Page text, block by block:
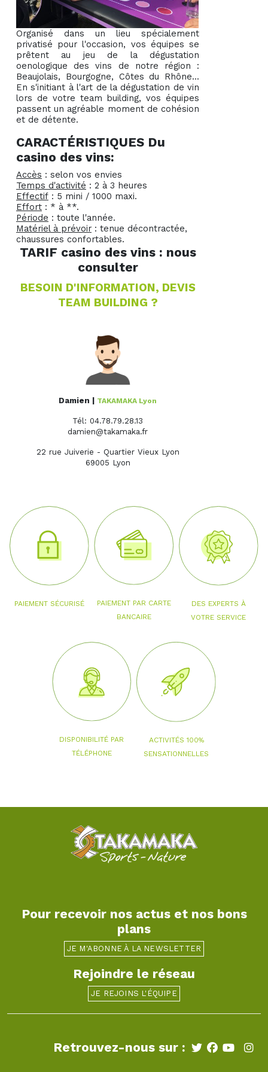
Organisé dans un lieu spécialement
privatisé pour l'occasion, vos équipes se
prêtent au jeu de la dégustation
oenologique des vins de notre région :
Beaujolais, Bourgogne, Côtes du Rhône...
En s'initiant à l'art de la dégustation de vin
lors de votre team building, vos équipes
passent un agréable moment de cohésion
et de détente.
CARACTÉRISTIQUES Du
casino des vins:
Accès : selon vos envies
Temps d'activité : 2 à 3 heures
Effectif : 5 mini / 1000 maxi.
Effort : * à **.
Période : toute l'année.
Matériel à prévoir : tenue décontractée,
chaussures confortables.
TARIF casino des vins : nous
consulter
BESOIN D'INFORMATION, DEVIS
TEAM BUILDING ?
Damien | TAKAMAKA Lyon
Tél: 04.78.79.28.13
damien@takamaka.fr
22 rue Juiverie - Quartier Vieux Lyon
69005 Lyon
PAIEMENT SÉCURISÉ
PAIEMENT PAR CARTE
BANCAIRE
DES EXPERTS À
VOTRE SERVICE
DISPONIBILITÉ PAR
TÉLÉPHONE
ACTIVITÉS 100%
SENSATIONNELLES
Pour recevoir nos actus et nos bons
plans
JE M'ABONNE À LA NEWSLETTER
Rejoindre le réseau
JE REJOINS L'ÉQUIPE
Retrouvez-nous sur :